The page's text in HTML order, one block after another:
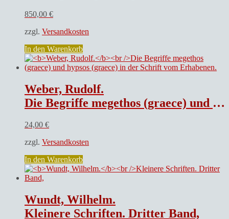
850,00 €
zzgl. Versandkosten
In den Warenkorb
Weber, Rudolf.
Die Begriffe megethos (graece) und hypsos (graece) in der Schrift vom Erhabenen.
24,00 €
zzgl. Versandkosten
In den Warenkorb
Wundt, Wilhelm.
Kleinere Schriften. Dritter Band,